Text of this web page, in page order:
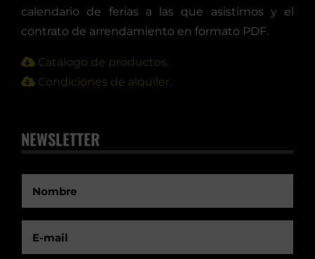
calendario de ferias a las que asistimos y el
contrato de arrendamiento en formato PDF.
Catálogo de productos.
Condiciones de alquiler.
NEWSLETTER